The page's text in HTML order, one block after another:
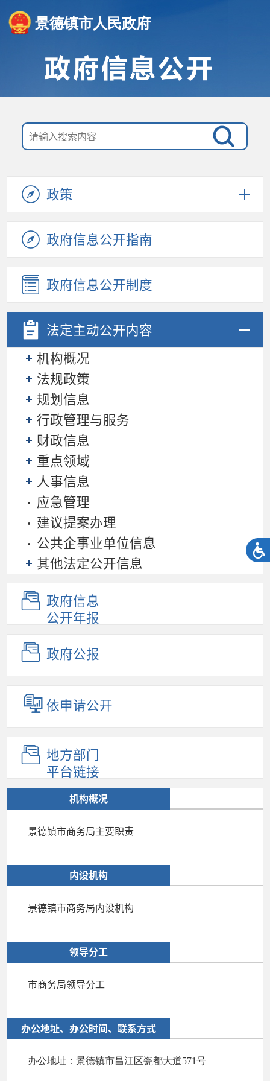
景德镇市人民政府
政策
政府信息公开指南
政府信息公开制度
法定主动公开内容
机构概况
法规政策
规划信息
行政管理与服务
财政信息
重点领域
人事信息
应急管理
建议提案办理
公共企事业单位信息
其他法定公开信息
政府信息
公开年报
政府公报
依申请公开
地方部门
平台链接
机构概况
景德镇市商务局主要职责
内设机构
景德镇市商务局内设机构
领导分工
市商务局领导分工
办公地址、办公时间、联系方式
办公地址：景德镇市昌江区瓷都大道571号